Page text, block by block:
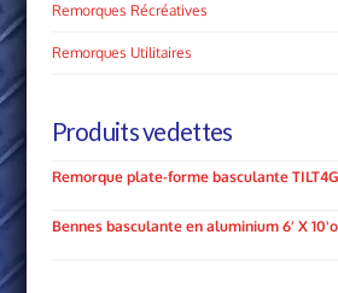
Remorques Récréatives
Remorques Utilitaires
Produits vedettes
Remorque plate-forme basculante TILT4G
Bennes basculante en aluminium 6' X